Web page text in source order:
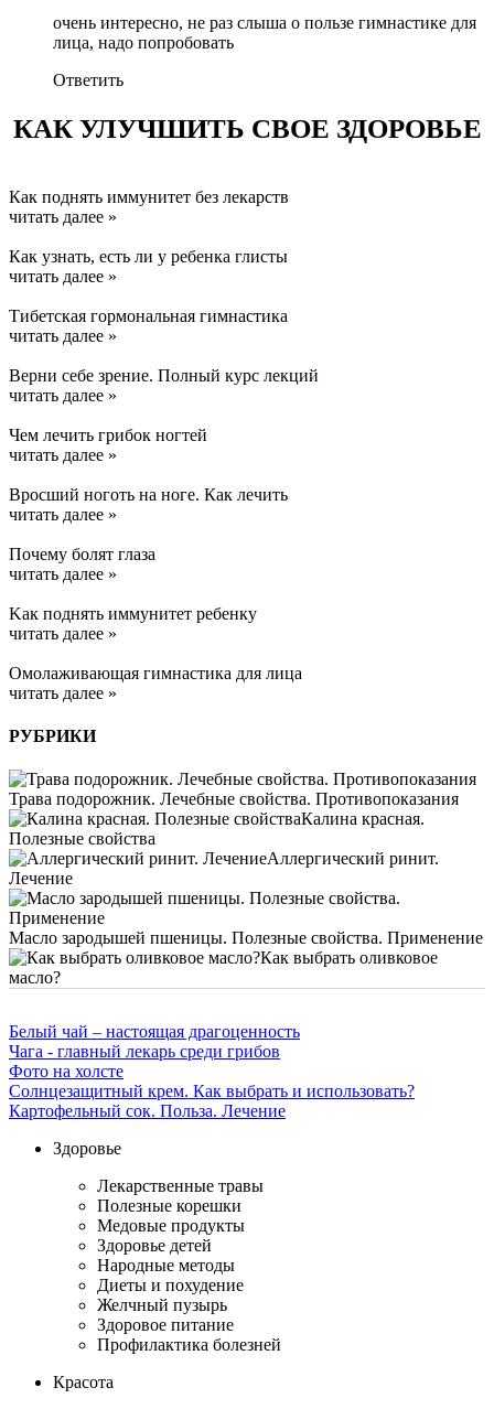
очень интересно, не раз слыша о пользе гимнастике для
лица, надо попробовать
Ответить
КАК УЛУЧШИТЬ СВОЕ ЗДОРОВЬЕ
Как поднять иммунитет без лекарств
читать далее »
Как узнать, есть ли у ребенка глисты
читать далее »
Тибетская гормональная гимнастика
читать далее »
Верни себе зрение. Полный курс лекций
читать далее »
Чем лечить грибок ногтей
читать далее »
Вросший ноготь на ноге. Как лечить
читать далее »
Почему болят глаза
читать далее »
Kак поднять иммунитет ребенку
читать далее »
Омолаживающая гимнастика для лица
читать далее »
РУБРИКИ
Трава подорожник. Лечебные свойства. Противопоказания
Калина красная.
Полезные свойства
Аллергический ринит.
Лечение
Масло зародышей пшеницы. Полезные свойства. Применение
Как выбрать оливковое
масло?
Белый чай – настоящая драгоценность
Чага - главный лекарь среди грибов
Фото на холсте
Солнцезащитный крем. Как выбрать и использовать?
Картофельный сок. Польза. Лечение
Здоровье
Лекарственные травы
Полезные корешки
Медовые продукты
Здоровье детей
Народные методы
Диеты и похудение
Желчный пузырь
Здоровое питание
Профилактика болезней
Красота